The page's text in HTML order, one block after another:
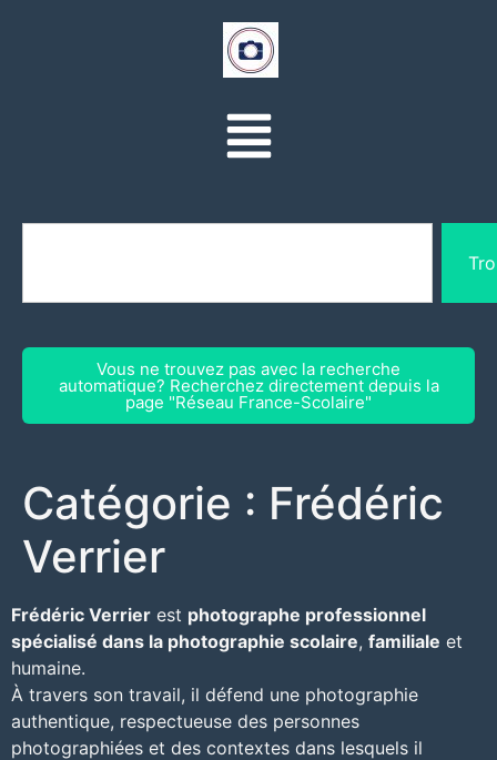
Vous ne trouvez pas avec la recherche
automatique? Recherchez directement depuis la
page "Réseau France-Scolaire"
Catégorie : Frédéric
Verrier
Frédéric Verrier est photographe professionnel
spécialisé dans la photographie scolaire, familiale et
humaine.
À travers son travail, il défend une photographie
authentique, respectueuse des personnes
photographiées et des contextes dans lesquels il